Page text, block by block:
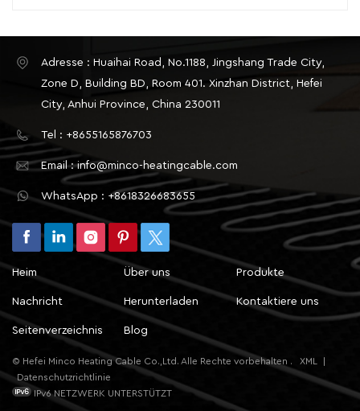
unzureichend.Häufige Ursachen: falsche
Kabelauswahl, tatsächliche Verlegelänge kürzer als
die geplante Länge und einige Kabel in
versorgt.Fehlersuchmethode: Verwenden Sie ein
Leistungsmessgerät, um die Leistung eines
einzelnen Kabels oder des gesamten Stromkreises
zu messen und vergleichen Sie diese mit den
Angaben in den
Konstruktionsunterlagen.Ungleichmäßige Verteilung
der LeistungsdichtePhänomen: Der Abstand
zwischen den Kabeln in den einzelnen Bereichen ist
zu groß, die Heizleistung pro Flächeneinheit ist
unzureichend, und der Temperaturanstieg insgesamt
verlangsamt sich.Typisches Szenario: Bei der
Erdheizung ist das in den Ecken und Kanten der
Wand verlegte Kabel zu locker, was zu einer
langsamen Gesamterwärmung führt; Bei der
Adresse : Huaihai Road, No.1188, Jingshang Trade City,
Zone D, Building BD, Room 401. Xinzhan District, Hefei
City, Anhui Province, China 230011
Tel : +8655165876703
Email : info@minco-heatingcable.com
WhatsApp : +8618326683655
Heim Über uns Produkte
Nachricht Herunterladen Kontaktiere uns
Seitenverzeichnis Blog
© Hefei Minco Heating Cable Co.,Ltd. Alle Rechte vorbehalten . XML
Datenschutzrichtlinie
IPv6 NETZWERK UNTERSTÜTZT